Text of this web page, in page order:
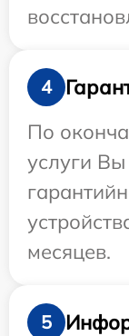
4
По
услуги
месяцев.
5